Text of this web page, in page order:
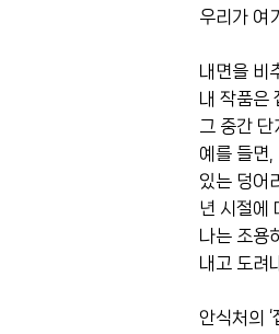
우리가 여
내면을 비
내 작품은
그 중간 단
예를 들면,
있는 덩어
년 시절에
나는 조용
내고 도려
안식처의 ‘